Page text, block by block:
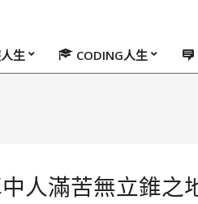
生 CODING人生
人滿苦無立錐之